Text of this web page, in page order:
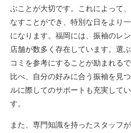
ぶことが大切です。これによって
なすことができ、特別な日をより
になります。福岡には、振袖のレ
店舗が数多く存在しています。選
コミを参考にすることが励まれる
比べ、自分の好みに合う振袖を見
ルに際してのサポートも充実して
す。
また、専門知識を持ったスタッフ